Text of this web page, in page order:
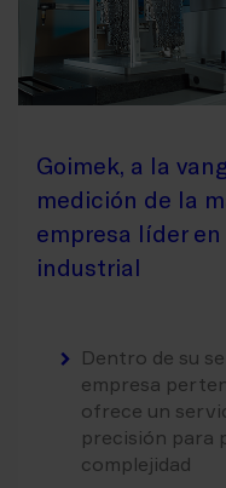
Goimek, a la
medición de la
empresa líder
industrial
Dentro de su
empresa
ofrece un
precisión para
complejidad